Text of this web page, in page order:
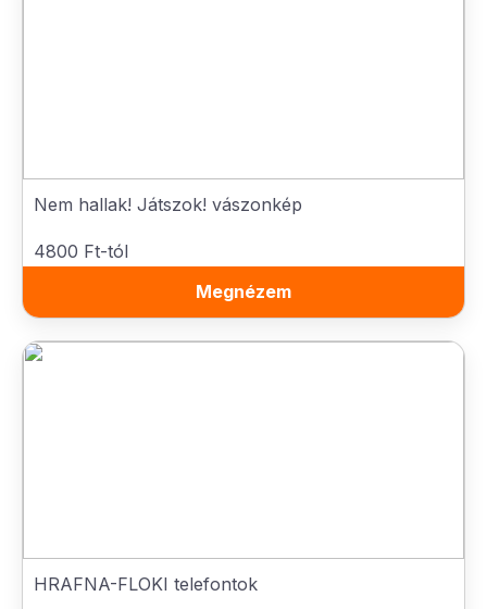
Nem hallak! Játszok! vászonkép
4800 Ft-tól
Megnézem
HRAFNA-FLOKI telefontok